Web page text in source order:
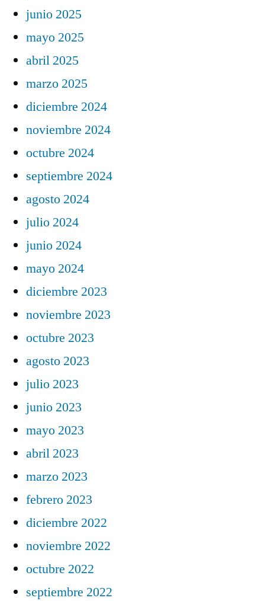
junio 2025
mayo 2025
abril 2025
marzo 2025
diciembre 2024
noviembre 2024
octubre 2024
septiembre 2024
agosto 2024
julio 2024
junio 2024
mayo 2024
diciembre 2023
noviembre 2023
octubre 2023
agosto 2023
julio 2023
junio 2023
mayo 2023
abril 2023
marzo 2023
febrero 2023
diciembre 2022
noviembre 2022
octubre 2022
septiembre 2022